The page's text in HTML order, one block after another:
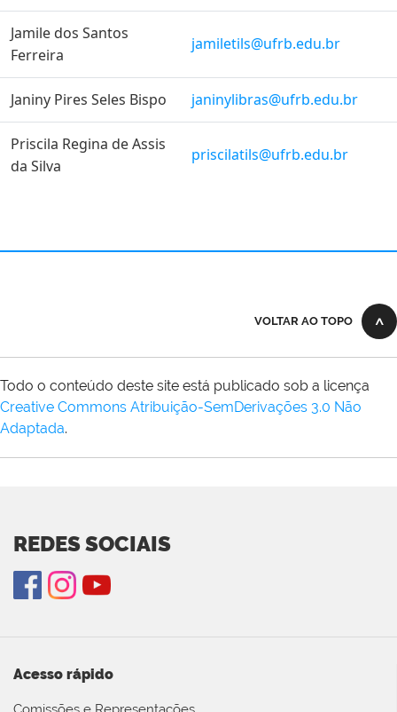
Jamile dos Santos
Ferreira
jamiletils@ufrb.edu.br
Janiny Pires Seles Bispo janinylibras@ufrb.edu.br
Priscila Regina de Assis
da Silva
priscilatils@ufrb.edu.br
VOLTAR AO TOPO
Todo o conteúdo deste site está publicado sob a licença
Creative Commons Atribuição-SemDerivações 3.0 Não
Adaptada.
REDES SOCIAIS
Acesso rápido